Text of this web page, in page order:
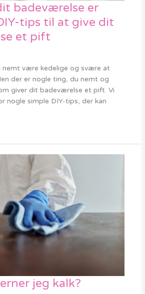
badeværelse er
tips til at give dit
et pift
nemt være kedelige og svære at
der er nogle ting, du nemt og
giver dit badeværelse et pift. Vi
nogle simple DIY-tips, der kan
jeg kalk?